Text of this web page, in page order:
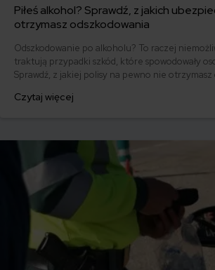
Piłeś alkohol? Sprawdź, z jakich
otrzymasz odszkodowania
Odszkodowanie po alkoholu? To raczej
traktują przypadki szkód, które spowodowały
Sprawdź, z jakiej polisy na pewno nie otrzymasz
Czytaj więcej